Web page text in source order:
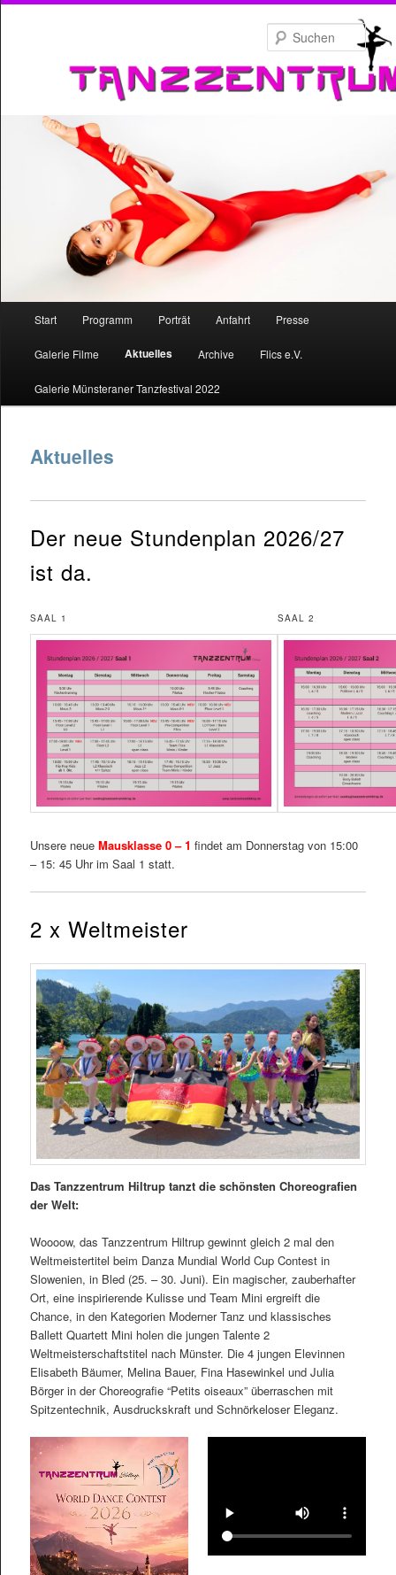
Zum
primären
Inhalt
Start Programm Porträt Anfahrt Presse
Galerie Filme Aktuelles Archive Flics e.V.
Galerie Münsteraner Tanzfestival 2022
Aktuelles
Der neue Stundenplan 2026/27
ist da.
SAAL 1 SAAL 2
Unsere neueMausklasse 0 – 1 findet am Donnerstag von 15:00
– 15: 45 Uhr im Saal 1 statt.
2 x Weltmeister
Das Tanzzentrum Hiltrup tanzt die schönsten Choreografien
der Welt:
Woooow, das Tanzzentrum Hiltrup gewinnt gleich 2 mal den
Weltmeistertitel beim Danza Mundial World Cup Contest in
Slowenien, in Bled (25. – 30. Juni). Ein magischer, zauberhafter
Ort, eine inspirierende Kulisse und Team Mini ergreift die
Chance, in den Kategorien Moderner Tanz und klassisches
Ballett Quartett Mini holen die jungen Talente 2
Weltmeisterschaftstitel nach Münster. Die 4 jungen Elevinnen
Elisabeth Bäumer, Melina Bauer, Fina Hasewinkel und Julia
Börger in der Choreografie “Petits oiseaux” überraschen mit
Spitzentechnik, Ausdruckskraft und Schnörkeloser Eleganz.